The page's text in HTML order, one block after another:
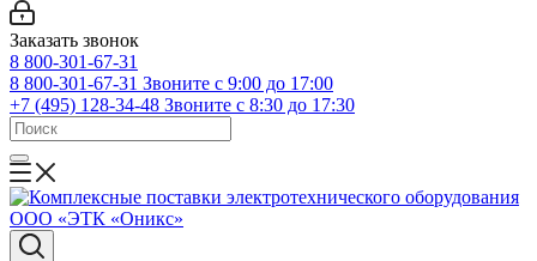
Заказать звонок
8 800-301-67-31
8 800-301-67-31 Звоните с 9:00 до 17:00
+7 (495) 128-34-48 Звоните с 8:30 до 17:30